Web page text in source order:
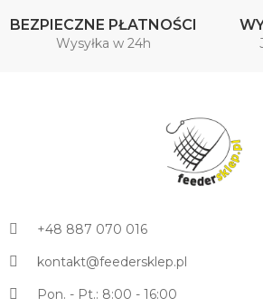
BEZPIECZNE PŁATNOŚCI
Wysyłka w 24h
+48 887 070 016
kontakt@feedersklep.pl
Pon. - Pt.: 8:00 - 16:00